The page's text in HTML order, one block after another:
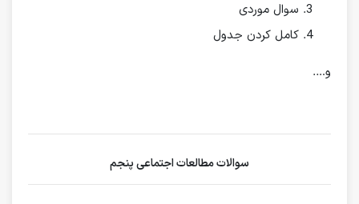
سوال موردی
کامل کردن جدول
و….
سوالات مطالعات اجتماعی پنجم